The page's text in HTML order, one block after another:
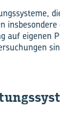
auf eigenen